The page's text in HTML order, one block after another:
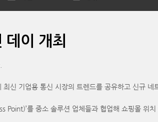
이 개최
신 기업용 통신 시장의 트렌드를 공유하고 신규 네
를 중소 솔루션 업체들과 협업해 쇼핑몰 위